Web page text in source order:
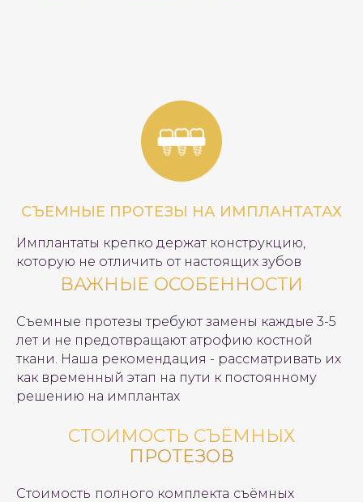
СЪЕМНЫЕ ПРОТЕЗЫ НА ИМПЛАНТАТАХ
Имплантаты крепко держат конструкцию,
которую не отличить от настоящих зубов
ВАЖНЫЕ ОСОБЕННОСТИ
Съемные протезы требуют замены каждые 3-5
лет и не предотвращают атрофию костной
ткани. Наша рекомендация - рассматривать их
как временный этап на пути к постоянному
решению на имплантах
СТОИМОСТЬ СЪЁМНЫХ
ПРОТЕЗОВ
Стоимость полного комплекта съёмных